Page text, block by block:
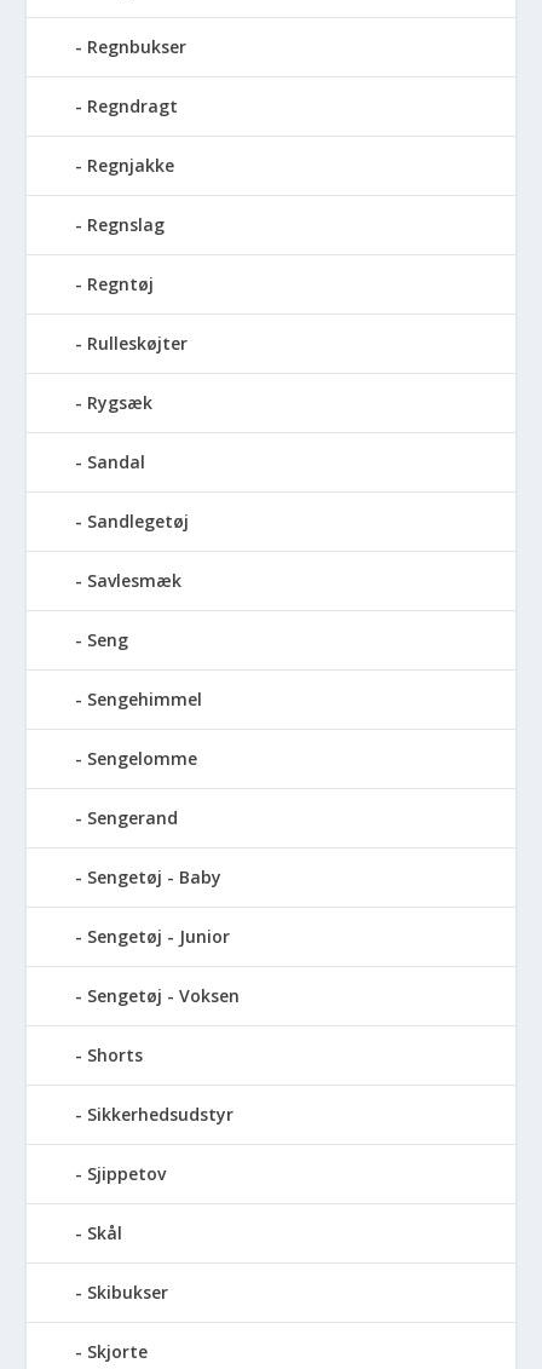
Regnbukser
Regndragt
Regnjakke
Regnslag
Regntøj
Rulleskøjter
Rygsæk
Sandal
Sandlegetøj
Savlesmæk
Seng
Sengehimmel
Sengelomme
Sengerand
Sengetøj - Baby
Sengetøj - Junior
Sengetøj - Voksen
Shorts
Sikkerhedsudstyr
Sjippetov
Skål
Skibukser
Skjorte